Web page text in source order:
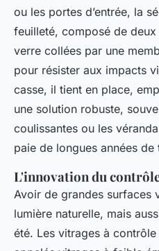
ou les portes d’entrée, la
feuilleté, composé de
verre collées par une
pour résister aux impacts
casse, il tient en place,
une solution robuste,
coulissantes ou les
paie de longues années de
L'innovation du
Avoir de grandes surfaces
lumière naturelle, mais
été. Les vitrages à